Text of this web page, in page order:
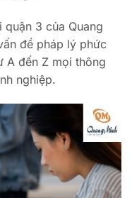
quận 3 của Quang
đề pháp lý phức
A đến Z mọi thông
nghiệp.